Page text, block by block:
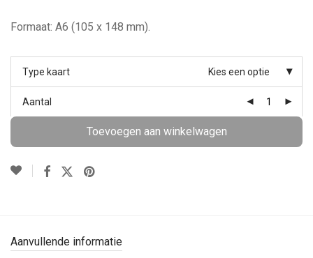
Formaat: A6 (105 x 148 mm).
Type kaart Kies een optie
Aantal
Toevoegen aan winkelwagen
Aanvullende informatie